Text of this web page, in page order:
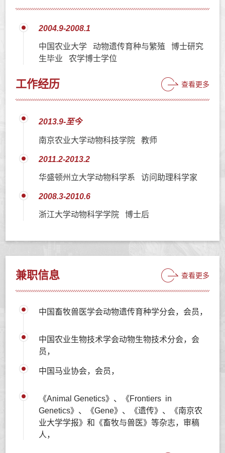
2004.9-2008.1
中国农业大学 动物遗传育种与繁殖 博士研究
生毕业 农学博士学位
工作经历 查看更多
2013.9-至今
南京农业大学动物科技学院 教师
2011.2-2013.2
华盛顿州立大学动物科学系 访问助理科学家
2008.3-2010.6
浙江大学动物科学学院 博士后
兼职信息 查看更多
中国畜牧兽医学会动物遗传育种学分会，会员，
中国农业生物技术学会动物生物技术分会，会
员，
中国马业协会，会员，
《Animal Genetics》、《Frontiers in
Genetics》、《Gene》、《遗传》、《南京农
业大学学报》和《畜牧与兽医》等杂志，审稿
人，